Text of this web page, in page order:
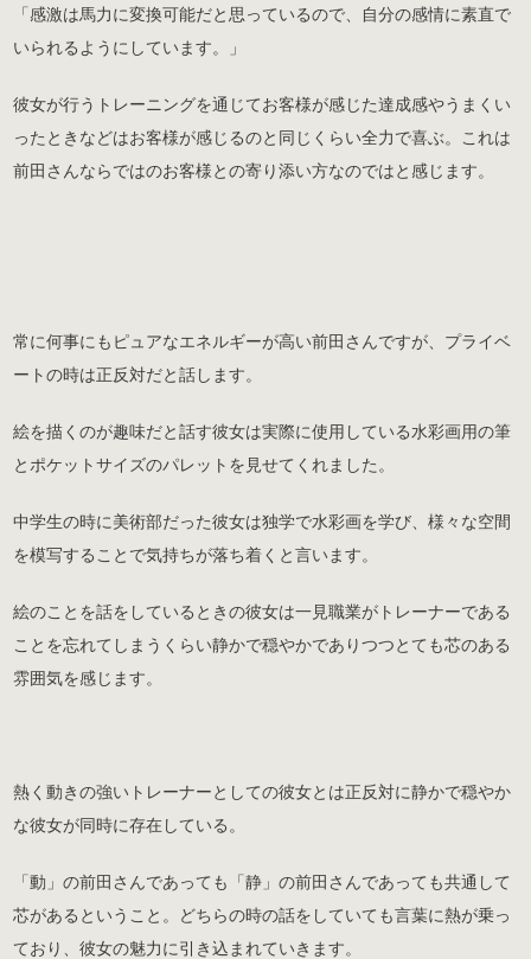
「感激は馬力に変換可能だと思っているので、自分の感情に素直で
いられるようにしています。」
彼女が行うトレーニングを通じてお客様が感じた達成感やうまくい
ったときなどはお客様が感じるのと同じくらい全力で喜ぶ。これは
前田さんならではのお客様との寄り添い方なのではと感じます。
常に何事にもピュアなエネルギーが高い前田さんですが、プライベ
ートの時は正反対だと話します。
絵を描くのが趣味だと話す彼女は実際に使用している水彩画用の筆
とポケットサイズのパレットを見せてくれました。
中学生の時に美術部だった彼女は独学で水彩画を学び、様々な空間
を模写することで気持ちが落ち着くと言います。
絵のことを話をしているときの彼女は一見職業がトレーナーである
ことを忘れてしまうくらい静かで穏やかでありつつとても芯のある
雰囲気を感じます。
熱く動きの強いトレーナーとしての彼女とは正反対に静かで穏やか
な彼女が同時に存在している。
「動」の前田さんであっても「静」の前田さんであっても共通して
芯があるということ。どちらの時の話をしていても言葉に熱が乗っ
ており、彼女の魅力に引き込まれていきます。